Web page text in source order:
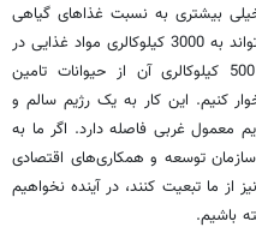
بیشتری به نسبت غذاهای گیاهی
دارند). ما باید مطمئن شویم که هر نفر می‌تواند به 3000 کیلوکالری مواد غذایی در
هر روز دسترسی داشته باشد، که تنها 500 کیلوکالری آن از حیوانات تامین
کنیم. این کار به یک رژیم سالم و
معمول غربی فاصله دارد. اگر ما به
توسعه و همکاری‌های اقتصادی
از ما تبعیت کنند، در آینده نخواهیم
باشیم.